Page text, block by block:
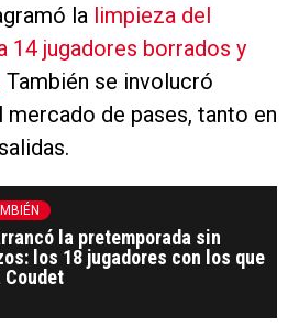
la limpieza del
14 jugadores borrados y
También se involucró
de pases, tanto en
la pretemporada sin
los 18 jugadores con los que